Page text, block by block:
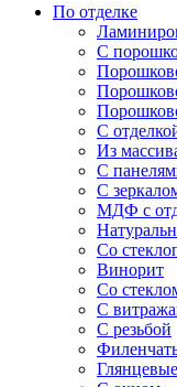
По отделке
С
С
Из
С
С
МДФ с
Со
Винорит
Со
С
С резьбой
Глянцевые